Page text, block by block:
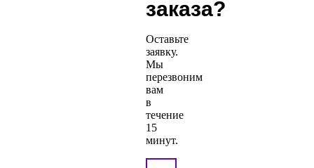
заказа?
Оставьте
заявку.
Мы
перезвоним
вам
в
течение
15
минут.